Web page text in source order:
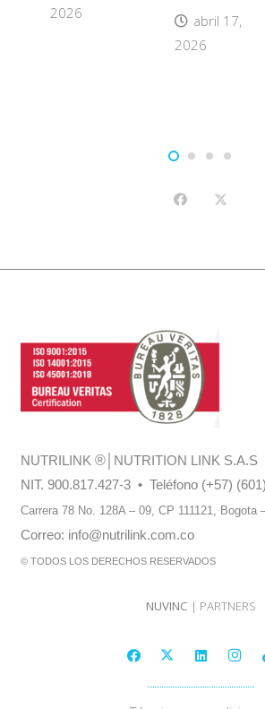
2026
abril 17,
2026
NUTRILINK ®│NUTRITION LINK S.A.S
NIT. 900.817.427-3 • Teléfono (+57)
Carrera 78 No. 128A – 09, CP 111121, Bogota
Correo: info@nutrilink.com.co
© TODOS LOS DERECHOS RESERVADOS
NUVINC | PARTNERS